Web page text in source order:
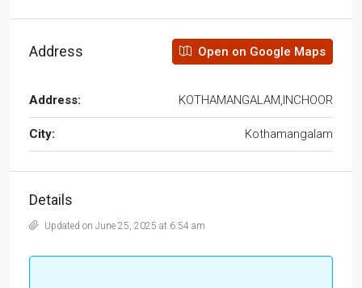
Address Open on Google Maps
Address: KOTHAMANGALAM,INCHOOR
City: Kothamangalam
Details
Updated on June 25, 2025 at 6:54 am